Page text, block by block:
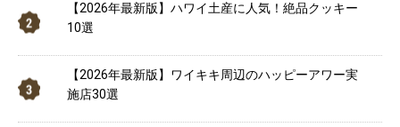
【2026年最新版】ハワイ土産に人気！絶品クッキー
10選
【2026年最新版】ワイキキ周辺のハッピーアワー実
施店30選